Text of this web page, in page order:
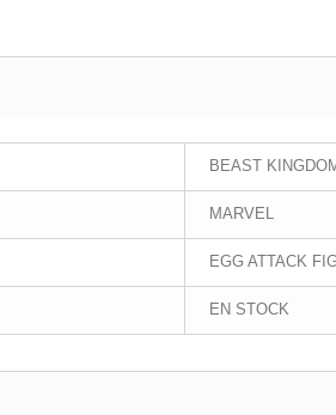
BEAST
MARVEL
EGG ATTACK
EN STOCK